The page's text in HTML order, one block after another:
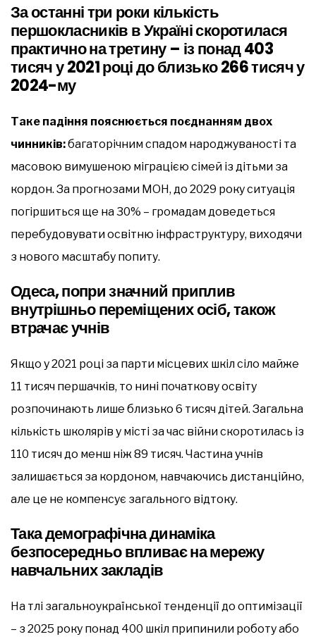
За останні три роки кількість
першокласників в Україні скоротилася
практично на третину – із понад 403
тисяч у 2021 році до близько 266 тисяч у
2024-му
Таке падіння пояснюється поєднанням двох
чинників:багаторічним спадом народжуваності та
масовою вимушеною міграцією сімей із дітьми за
кордон. За прогнозами МОН, до 2029 року ситуація
погіршиться ще на 30% – громадам доведеться
перебудовувати освітню інфраструктуру, виходячи
з нового масштабу попиту.
Одеса, попри значний приплив
внутрішньо переміщених осіб, також
втрачає учнів
Якщо у 2021 році за парти місцевих шкіл сіло майже
11 тисяч першачків, то нині початкову освіту
розпочинають лише близько 6 тисяч дітей. Загальна
кількість школярів у місті за час війни скоротилась із
110 тисяч до менш ніж 89 тисяч. Частина учнів
залишається за кордоном, навчаючись дистанційно,
але це не компенсує загального відтоку.
Така демографічна динаміка
безпосередньо впливає на мережу
навчальних закладів
На тлі загальноукраїнської тенденції до оптимізації
– з 2025 року понад 400 шкіл припинили роботу або